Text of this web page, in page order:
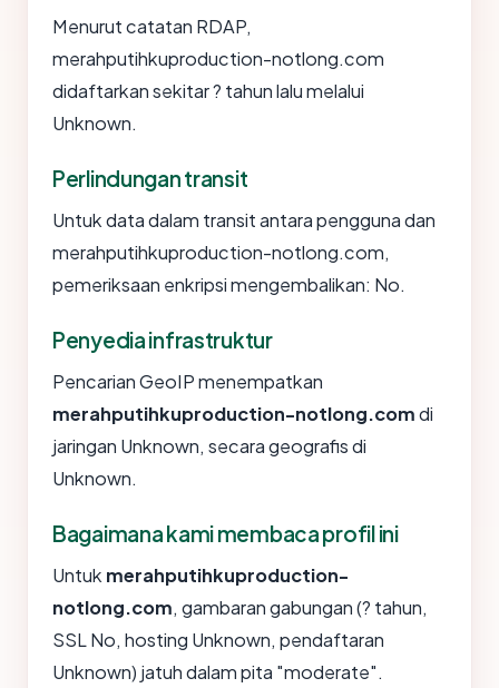
Menurut catatan RDAP,
merahputihkuproduction-notlong.com
didaftarkan sekitar ? tahun lalu melalui
Unknown.
Perlindungan transit
Untuk data dalam transit antara pengguna dan
merahputihkuproduction-notlong.com,
pemeriksaan enkripsi mengembalikan: No.
Penyedia infrastruktur
Pencarian GeoIP menempatkan
merahputihkuproduction-notlong.comdi
jaringan Unknown, secara geografis di
Unknown.
Bagaimana kami membaca profil ini
Untuk merahputihkuproduction-
notlong.com, gambaran gabungan (? tahun,
SSL No, hosting Unknown, pendaftaran
Unknown) jatuh dalam pita "moderate".